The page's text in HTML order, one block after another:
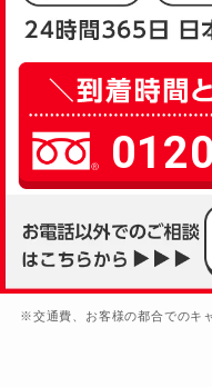
※交通費、お客様の都合でのキ